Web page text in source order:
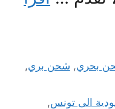
بحري, شحن بري,
الى تونس,